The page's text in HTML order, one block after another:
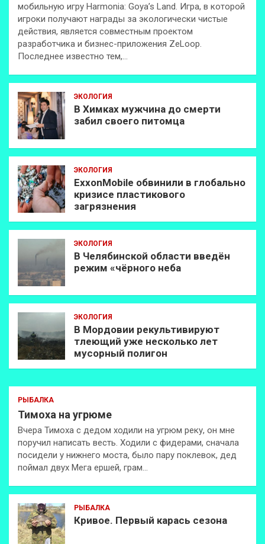
мобильную игру Harmonia: Goya’s Land. Игра, в которой
игроки получают награды за экологически чистые
действия, является совместным проектом
разработчика и бизнес-приложения ZeLoop.
Последнее известно тем,…
ЭКОЛОГИЯ
В Химках мужчина до смерти
забил своего питомца
ЭКОЛОГИЯ
ExxonMobilе обвинили в глобально
кризисе пластикового
загрязнения
ЭКОЛОГИЯ
В Челябинской области введён
режим «чёрного неба
ЭКОЛОГИЯ
В Мордовии рекультивируют
тлеющий уже несколько лет
мусорный полигон
РЫБАЛКА
Тимоха на угрюме
Вчера Тимоха с дедом ходили на угрюм реку, он мне
поручил написать весть. Ходили с фидерами, сначала
посидели у нижнего моста, было пару поклевок, дед
поймал двух Мега ершей, грам…
РЫБАЛКА
Кривое. Первый карась сезона